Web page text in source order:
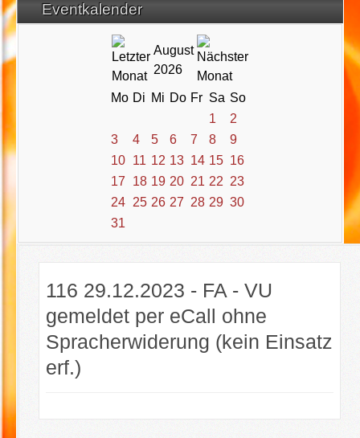
Eventkalender
August
2026
Mo Di Mi Do Fr Sa So
1
2
3
4 5 6 7 8
9
10 11 12 13 14 15 16
17
18 19 20 21 22 23
24 25 26 27 28 29 30
31
116 29.12.2023 - FA - VU
gemeldet per eCall ohne
Spracherwiderung (kein Einsatz
erf.)